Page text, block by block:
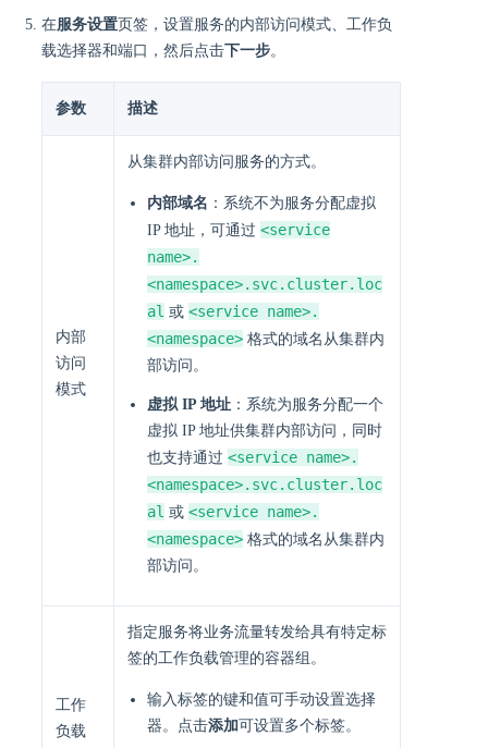
在服务设置页签，设置服务的内部访问模式、工作负
载选择器和端口，然后点击下一步。
参数 描述
内部
访问
模式
从集群内部访问服务的方式。
内部域名 ：系统不为服务分配虚拟
IP 地址，可通过 <service
name>.
<namespace>.svc.cluster.loc
al 或 <service name>.
<namespace> 格式的域名从集群内
部访问。
虚拟 IP 地址 ：系统为服务分配一个
虚拟 IP 地址供集群内部访问，同时
也支持通过 <service name>.
<namespace>.svc.cluster.loc
al 或 <service name>.
<namespace> 格式的域名从集群内
部访问。
工作
负载
指定服务将业务流量转发给具有特定标
签的工作负载管理的容器组。
输入标签的键和值可手动设置选择
器。点击添加可设置多个标签。